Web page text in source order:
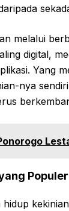
melalui
digital,
Yang
nya
Populer